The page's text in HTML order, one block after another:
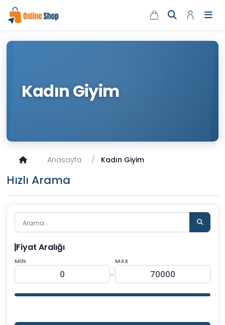
Kadın Giyim
Anasayfa Kadın Giyim
Hızlı Arama
Fiyat Aralığı
MIN
-
MAX